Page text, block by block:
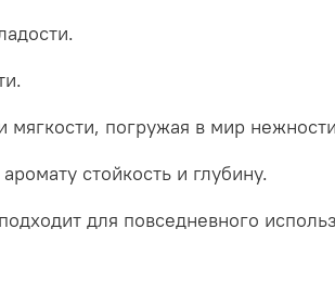
погружая в мир
стойкость и глубину.
для повседневного